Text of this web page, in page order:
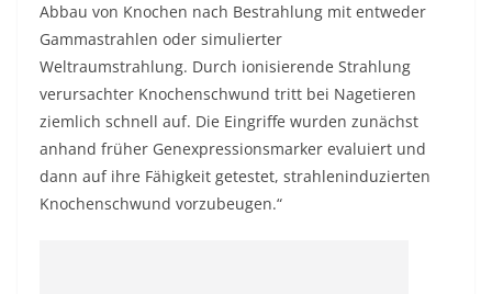
Abbau von Knochen nach Bestrahlung mit entweder
Gammastrahlen oder simulierter
Weltraumstrahlung. Durch ionisierende Strahlung
verursachter Knochenschwund tritt bei Nagetieren
ziemlich schnell auf. Die Eingriffe wurden zunächst
anhand früher Genexpressionsmarker evaluiert und
dann auf ihre Fähigkeit getestet, strahleninduzierten
Knochenschwund vorzubeugen.“